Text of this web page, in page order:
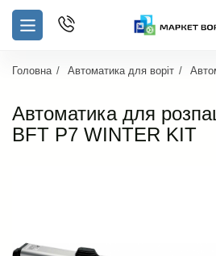
Головна Автоматика для воріт
Автоматика для
BFT P7 WINTER KIT